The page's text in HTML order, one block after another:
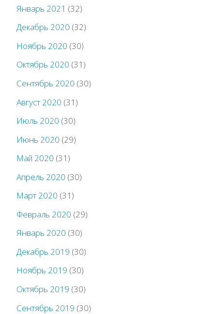
Январь 2021 (32)
Декабрь 2020 (32)
Ноябрь 2020 (30)
Октябрь 2020 (31)
Сентябрь 2020 (30)
Август 2020 (31)
Июль 2020 (30)
Июнь 2020 (29)
Май 2020 (31)
Апрель 2020 (30)
Март 2020 (31)
Февраль 2020 (29)
Январь 2020 (30)
Декабрь 2019 (30)
Ноябрь 2019 (30)
Октябрь 2019 (30)
Сентябрь 2019 (30)